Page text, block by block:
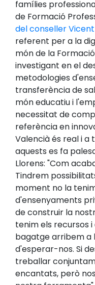
famílies
de Formació
del conseller
referent per a la
món de la
investigant en el
metodologies
transferència de
món educatiu i
necessitat de
referència en
Valencià és real i
aquests es fa
Llorens: "Com
Tindrem
moment no la
d'ensenyaments
de construir la
tenim els recursos
bagatge arribem a
d'esperar-nos. Si
treballar
encantats, però